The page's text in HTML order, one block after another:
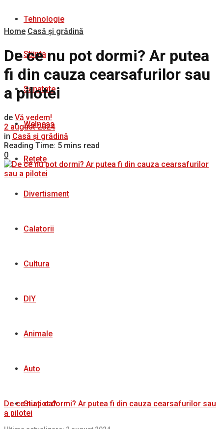
Tehnologie
Stiinta
Sanatate
Welness
Rețete
Divertisment
Calatorii
Cultura
DIY
Animale
Auto
Stiati ca?
Home Casă și grădină
De ce nu pot dormi? Ar putea
fi din cauza cearsafurilor sau
a pilotei
de Vă vedem!
2 august 2024
in Casă și grădină
Reading Time: 5 mins read
0
De ce nu pot dormi? Ar putea fi din cauza cearsafurilor sau
a pilotei